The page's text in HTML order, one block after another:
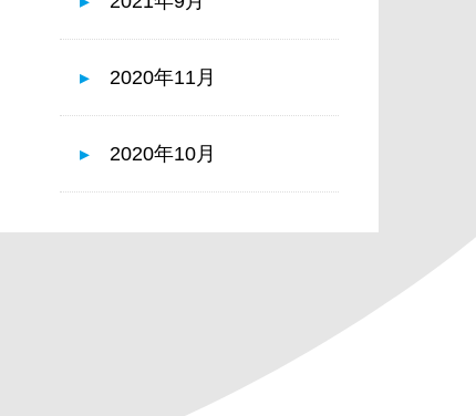
2020年11月
2020年10月